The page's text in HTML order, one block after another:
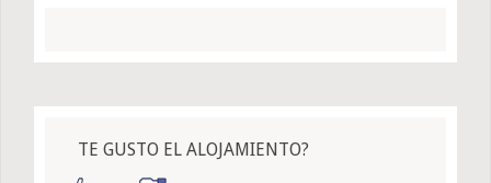
TE GUSTO EL ALOJAMIENTO?